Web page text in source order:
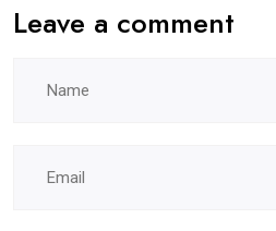
Leave a comment